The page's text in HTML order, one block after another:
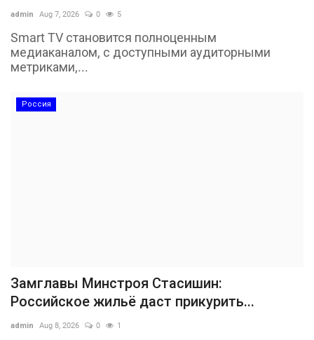
admin Aug 7, 2026 0 5
Smart TV становится полноценным
медиаканалом, с доступными аудиторными
метриками,...
Россия
Замглавы Минстроя Стасишин:
Российское жильё даст прикурить...
admin Aug 8, 2026 0 1